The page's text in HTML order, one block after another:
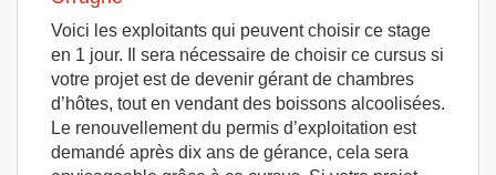
Voici les exploitants qui peuvent choisir ce stage
en 1 jour. Il sera nécessaire de choisir ce cursus si
votre projet est de devenir gérant de chambres
d’hôtes, tout en vendant des boissons alcoolisées.
Le renouvellement du permis d’exploitation est
demandé après dix ans de gérance, cela sera